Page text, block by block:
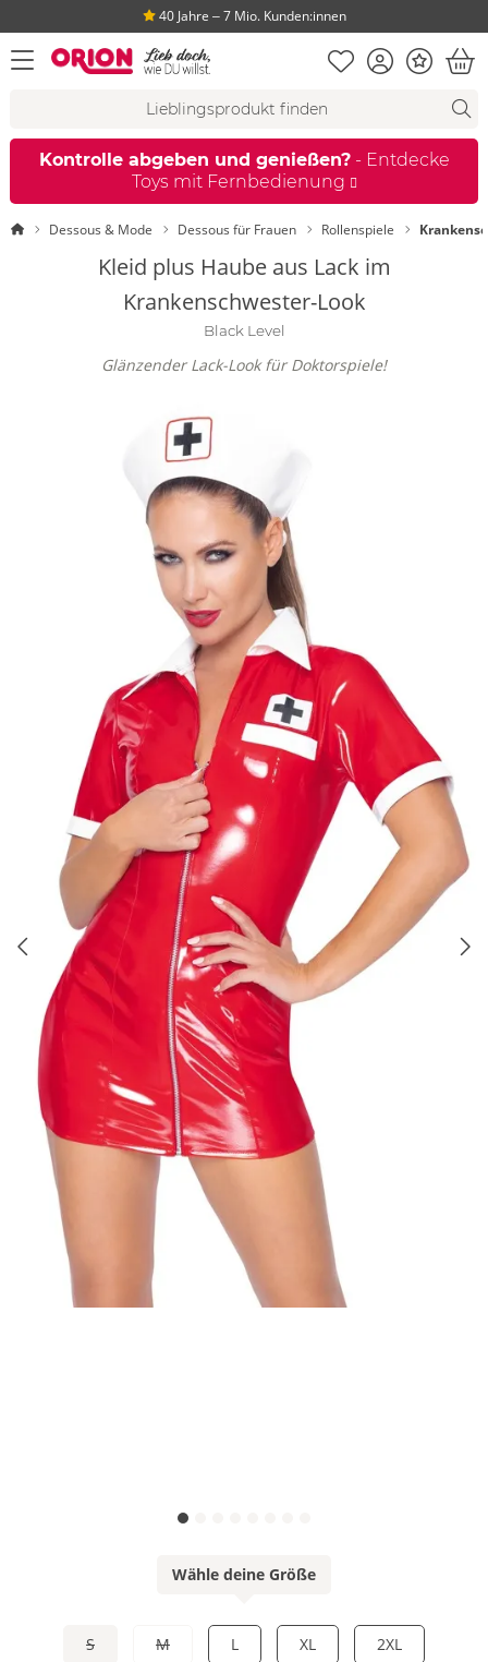
40 Jahre ‒ 7 Mio. Kunden:innen
Menü öffnen Merkliste
KontoBonus
Kontrolle abgeben und genießen?- Entdecke
Toys mit Fernbedienung
StartseiteDessous & Mode Dessous für Frauen Rollenspiele
Kleid plus Haube aus Lack im
Krankenschwester-Look
Black Level
Glänzender Lack-Look für Doktorspiele!
Wähle deine Größe
S M L XL 2XL